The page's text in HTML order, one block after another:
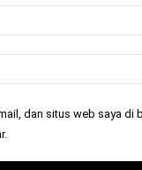
dan situs web saya di